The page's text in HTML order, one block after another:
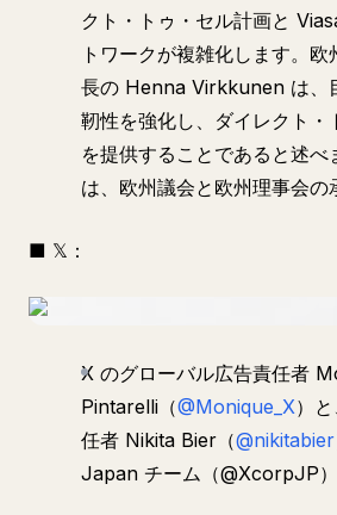
クト・トゥ・セル計画と
トワークが複雑化します。
長の Henna Virkkunen は、
靭性を強化し、ダイレクト・
を提供することであると述べ
は、欧州議会と欧州理事会の
■ 𝕏：
X のグローバル広告責任者
Pintarelli（@Monique_X）
任者 Nikita Bier（@nikitabier
Japan チーム（@XcorpJP）